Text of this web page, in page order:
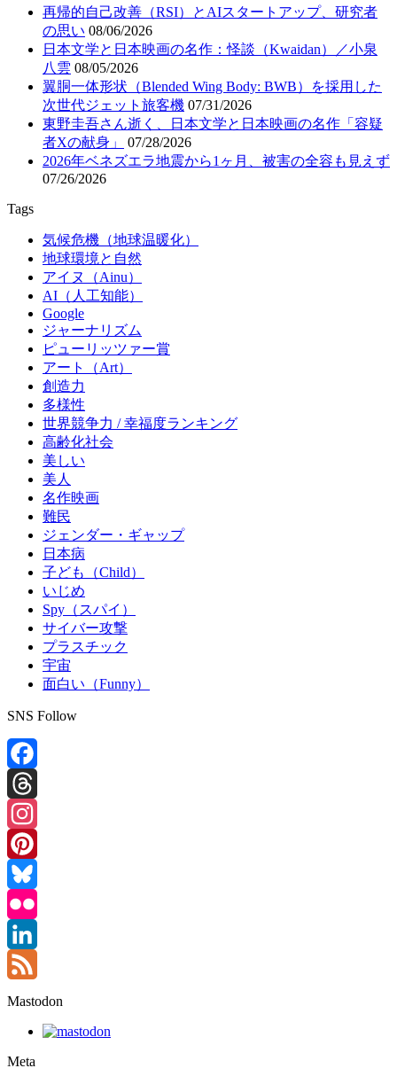
再帰的自己改善（RSI）とAIスタートアップ、研究者
の思い 08/06/2026
日本文学と日本映画の名作：怪談（Kwaidan）／小泉
八雲 08/05/2026
翼胴一体形状（Blended Wing Body: BWB）を採用した
次世代ジェット旅客機 07/31/2026
東野圭吾さん逝く、日本文学と日本映画の名作「容疑
者Xの献身」
07/28/2026
2026年ベネズエラ地震から1ヶ月、被害の全容も見えず
07/26/2026
Tags
気候危機（地球温暖化）
地球環境と自然
アイヌ（Ainu）
AI（人工知能）
Google
ジャーナリズム
ピューリッツァー賞
アート（Art）
創造力
多様性
世界競争力 / 幸福度ランキング
高齢化社会
美しい
美人
名作映画
難民
ジェンダー・ギャップ
日本病
子ども（Child）
いじめ
Spy（スパイ）
サイバー攻撃
プラスチック
宇宙
面白い（Funny）
SNS Follow
Facebook
Threads
Instagram
Pinterest
Bluesky
Flickr
LinkedIn
Feed
Mastodon
Meta